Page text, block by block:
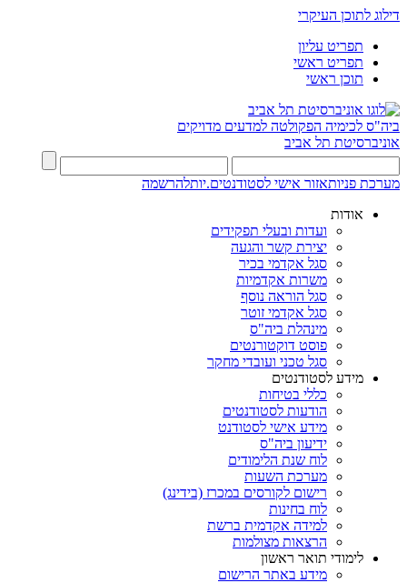
דילוג לתוכן העיקרי
תפריט עליון
תפריט ראשי
תוכן ראשי
ביה"ס לכימיה הפקולטה למדעים מדויקים
אוניברסיטת תל אביב
מערכת פניותאזור אישי לסטודנטים.יותלהרשמה
אודות
ועדות ובעלי תפקידים
יצירת קשר והגעה
סגל אקדמי בכיר
משרות אקדמיות
סגל הוראה נוסף
סגל אקדמי זוטר
מינהלת ביה"ס
פוסט דוקטורנטים
סגל טכני ועובדי מחקר
מידע לסטודנטים
כללי בטיחות
הודעות לסטודנטים
מידע אישי לסטודנט
ידיעון ביה"ס
לוח שנת הלימודים
מערכת השעות
רישום לקורסים במכרז (בידינג)
לוח בחינות
למידה אקדמית ברשת
הרצאות מצולמות
לימודי תואר ראשון
מידע באתר הרישום